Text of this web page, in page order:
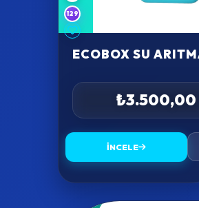
129
ECOBOX SU
₺3.500,00
İNCELE